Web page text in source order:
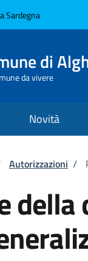
Sardegna
di
da vivere
Novità
pane
Autorizzazioni /
della